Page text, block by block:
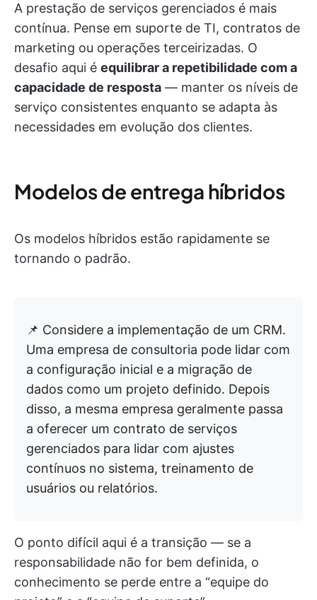
A prestação de serviços gerenciados é mais
contínua. Pense em suporte de TI, contratos de
marketing ou operações terceirizadas. O
desafio aqui é equilibrar a repetibilidade com a
capacidade de resposta — manter os níveis de
serviço consistentes enquanto se adapta às
necessidades em evolução dos clientes.
Modelos de entrega híbridos
Os modelos híbridos estão rapidamente se
tornando o padrão.
📌 Considere a implementação de um CRM.
Uma empresa de consultoria pode lidar com
a configuração inicial e a migração de
dados como um projeto definido. Depois
disso, a mesma empresa geralmente passa
a oferecer um contrato de serviços
gerenciados para lidar com ajustes
contínuos no sistema, treinamento de
usuários ou relatórios.
O ponto difícil aqui é a transição — se a
responsabilidade não for bem definida, o
conhecimento se perde entre a “equipe do